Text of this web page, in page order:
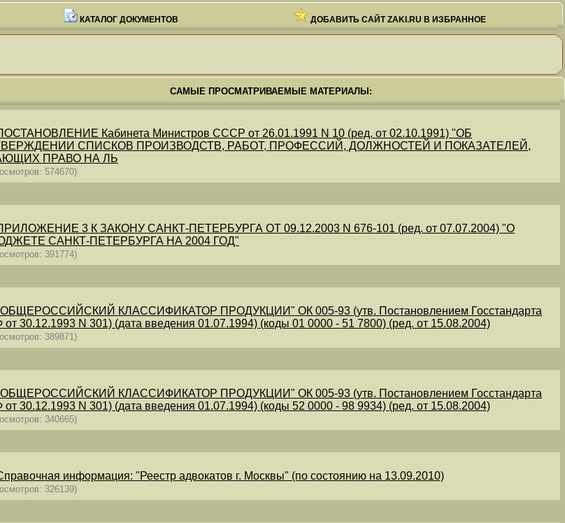
КАТАЛОГ ДОКУМЕНТОВ ДОБАВИТЬ САЙТ ZAKI.RU В ИЗБРАННОЕ
САМЫЕ ПРОСМАТРИВАЕМЫЕ МАТЕРИАЛЫ:
Кабинета Министров СССР от 26.01.1991 N 10 (ред. от 02.10.1991) "ОБ
СПИСКОВ ПРОИЗВОДСТВ, РАБОТ, ПРОФЕССИЙ, ДОЛЖНОСТЕЙ И ПОКАЗАТЕЛЕЙ,
ПРАВО НА ЛЬ
574670)
3 К ЗАКОНУ САНКТ-ПЕТЕРБУРГА ОТ 09.12.2003 N 676-101 (ред. от 07.07.2004) "О
САНКТ-ПЕТЕРБУРГА НА 2004 ГОД"
391774)
КЛАССИФИКАТОР ПРОДУКЦИИ" ОК 005-93 (утв. Постановлением Госстандарта
от 30.12.1993 N 301) (дата введения 01.07.1994) (коды 01 0000 - 51 7800) (ред. от 15.08.2004)
389871)
КЛАССИФИКАТОР ПРОДУКЦИИ" ОК 005-93 (утв. Постановлением Госстандарта
от 30.12.1993 N 301) (дата введения 01.07.1994) (коды 52 0000 - 98 9934) (ред. от 15.08.2004)
340665)
информация: "Реестр адвокатов г. Москвы" (по состоянию на 13.09.2010)
326139)